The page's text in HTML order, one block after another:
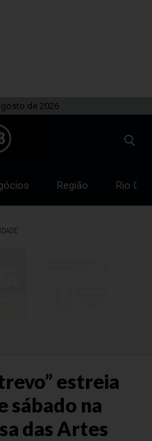
de 2026
Região Rio
estreia
sábado na
das Artes